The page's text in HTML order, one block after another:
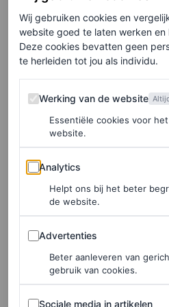
ALICE
TRENDS
Step it
herfst/
in de
Wij gebruiken cookies en
website goed te laten werken
Deze cookies bevatten geen
te herleiden tot jou als individu.
Werking van de website
Werking van de website
Essentiële cookies voor
website.
Analytics
Analytics
Helpt ons bij het beter
de website.
Advertenties
Advertenties
Beter aanleveren van
gebruik van cookies.
Sociale media in artikelen
Sociale media in artikelen